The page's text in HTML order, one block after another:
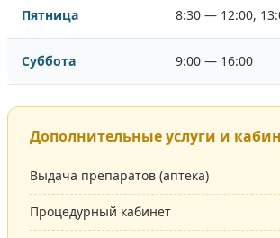
Пятница 8:30 — 12:00,
Суббота 9:00 — 16:00
Дополнительные услуги и
Выдача препаратов (аптека)
Процедурный кабинет